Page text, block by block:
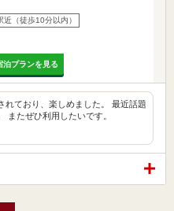
近（徒歩10分以内）
泊プランを見る
れており、楽しめました。 最近話題
またぜひ利用したいです。